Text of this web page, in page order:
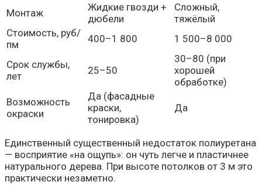
Монтаж
Жидкие гвозди +
дюбели
Сложный,
тяжёлый
Стоимость, руб/
пм
400–1 800 1 500–8 000
Срок службы,
лет
25–50
30–80 (при
хорошей
обработке)
Возможность
окраски
Да (фасадные
краски,
тонировка)
Да
Единственный существенный недостаток полиуретана
— восприятие «на ощупь»: он чуть легче и пластичнее
натурального дерева. При высоте потолков от 3 м это
практически незаметно.